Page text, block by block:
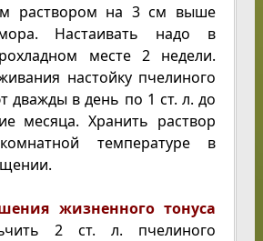
раствором на 3 см выше
Настаивать надо в
месте 2 недели.
настойку пчелиного
дважды в день по 1 ст. л. до
месяца. Хранить раствор
температуре в
жизненного тонуса
2 ст. л. пчелиного